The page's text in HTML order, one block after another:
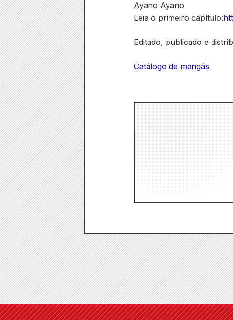
Ayano Ayano
Leia o primeiro capítulo:
Editado, publicado e
Catálogo de mangás